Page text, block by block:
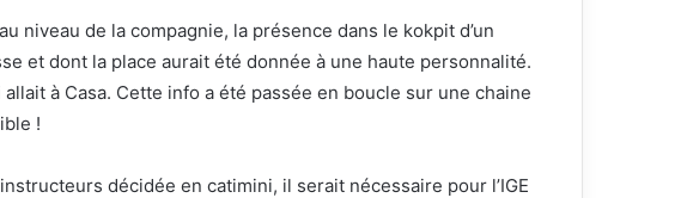
niveau de la compagnie, la présence dans le kokpit d’un
et dont la place aurait été donnée à une haute personnalité.
à Casa. Cette info a été passée en boucle sur une chaine
!
décidée en catimini, il serait nécessaire pour l’IGE